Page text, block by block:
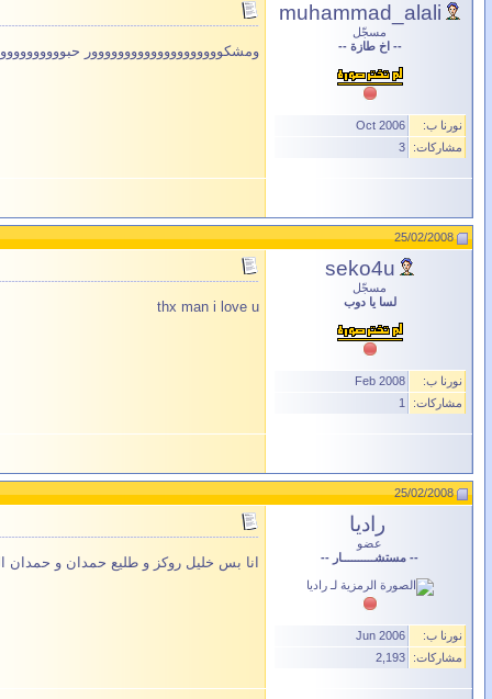
muhammad_alali
مسجّل
-- اخ طازة --
نورنا ب:
Oct 2006
مشاركات:
3
ومشكوووووووووووووووووووور
25/02/2008
seko4u
مسجّل
لسا يا دوب
نورنا ب:
Feb 2008
مشاركات:
1
thx man i love u
25/02/2008
راديا
عضو
-- مستشــــــــــار --
نورنا ب:
Jun 2006
مشاركات:
2,193
انا بس خليل روكز و طليع حمدان و